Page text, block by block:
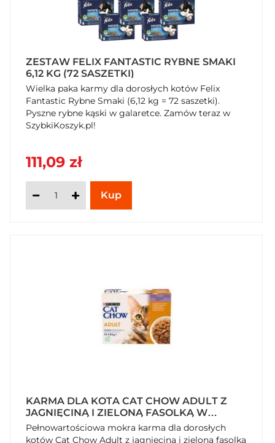
ZESTAW FELIX FANTASTIC RYBNE SMAKI
6,12 KG (72 SASZETKI)
Wielka paka karmy dla dorosłych kotów Felix
Fantastic Rybne Smaki (6,12 kg = 72 saszetki).
Pyszne rybne kąski w galaretce. Zamów teraz w
SzybkiKoszyk.pl!
111,09 zł
KARMA DLA KOTA CAT CHOW ADULT Z
JAGNIĘCINĄ I ZIELONĄ FASOLKĄ W
GALARETCE 850 G (10 X 85 G)
Pełnowartościowa mokra karma dla dorosłych
kotów Cat Chow Adult z jagnięciną i zieloną fasolką